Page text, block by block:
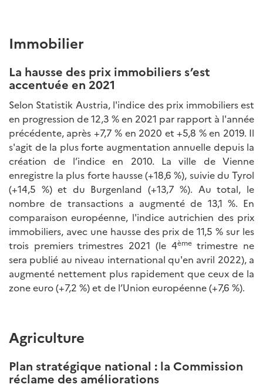
Immobilier
La hausse des prix immobiliers s’est
accentuée en 2021
Selon Statistik Austria, l'indice des prix immobiliers est
en progression de 12,3 % en 2021 par rapport à l'année
précédente, après +7,7 % en 2020 et +5,8 % en 2019. Il
s'agit de la plus forte augmentation annuelle depuis la
création de l’indice en 2010. La ville de Vienne
enregistre la plus forte hausse (+18,6 %), suivie du Tyrol
(+14,5 %) et du Burgenland (+13,7 %). Au total, le
nombre de transactions a augmenté de 13,1 %. En
comparaison européenne, l'indice autrichien des prix
immobiliers, avec une hausse des prix de 11,5 % sur les
trois premiers trimestres 2021 (le 4èmetrimestre ne
sera publié au niveau international qu'en avril 2022), a
augmenté nettement plus rapidement que ceux de la
zone euro (+7,2 %) et de l’Union européenne (+7,6 %).
Agriculture
Plan stratégique national : la Commission
réclame des améliorations